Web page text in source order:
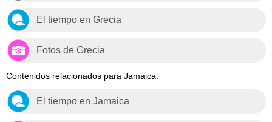
El tiempo en Grecia
Fotos de Grecia
Contenidos relacionados para Jamaica.
El tiempo en Jamaica